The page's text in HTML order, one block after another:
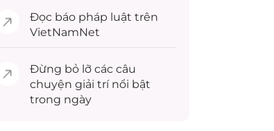
Đọc báo pháp luật trên
VietNamNet
Đừng bỏ lỡ các câu
chuyện giải trínổi bật
trong ngày